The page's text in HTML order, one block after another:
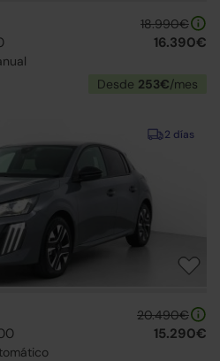
18.990€
16.390€
Desde 253€/mes
2 días
20.490€
15.290€